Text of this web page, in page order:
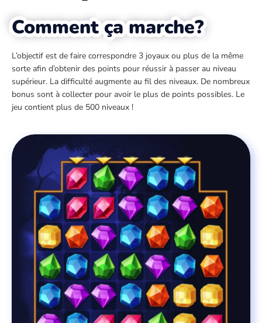
Comment ça marche?
L’objectif est de faire correspondre 3 joyaux ou plus de la même
sorte afin d’obtenir des points pour réussir à passer au niveau
supérieur. La difficulté augmente au fil des niveaux. De nombreux
bonus sont à collecter pour avoir le plus de points possibles. Le
jeu contient plus de 500 niveaux !